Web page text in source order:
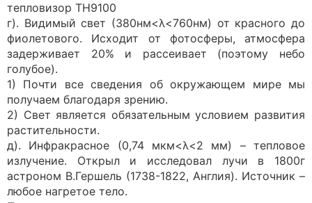
тепловизор TН9100
г). Видимый свет (380нм<λ<760нм) от красного до
фиолетового. Исходит от фотосферы, атмосфера
задерживает 20% и рассеивает (поэтому небо
голубое).
1) Почти все сведения об окружающем мире мы
получаем благодаря зрению.
2) Свет является обязательным условием развития
растительности.
д). Инфракрасное (0,74 мкм<λ<2 мм) – тепловое
излучение. Открыл и исследовал лучи в 1800г
астроном В.Гершель (1738-1822, Англия). Источник –
любое нагретое тело.